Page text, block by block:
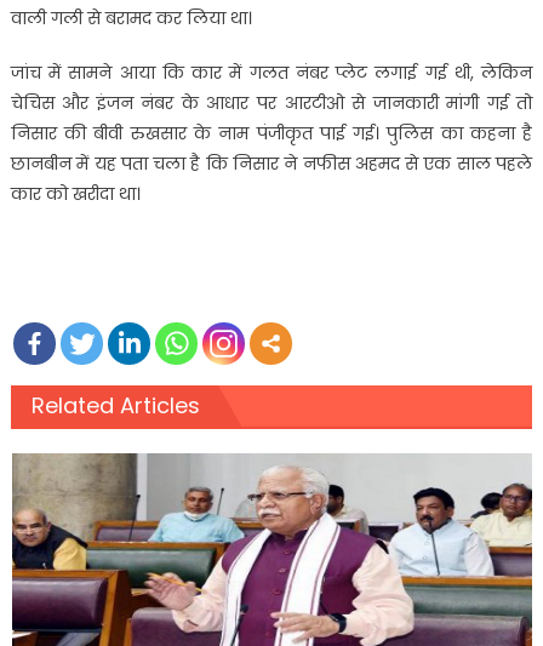
वाली गली से बरामद कर लिया था।
जांच में सामने आया कि कार में गलत नंबर प्लेट लगाई गई थी, लेकिन
चेचिस और इंजन नंबर के आधार पर आरटीओ से जानकारी मांगी गई तो
निसार की बीवी रुखसार के नाम पंजीकृत पाई गई। पुलिस का कहना है
छानबीन में यह पता चला है कि निसार ने नफीस अहमद से एक साल पहले
कार को खरीदा था।
Related Articles